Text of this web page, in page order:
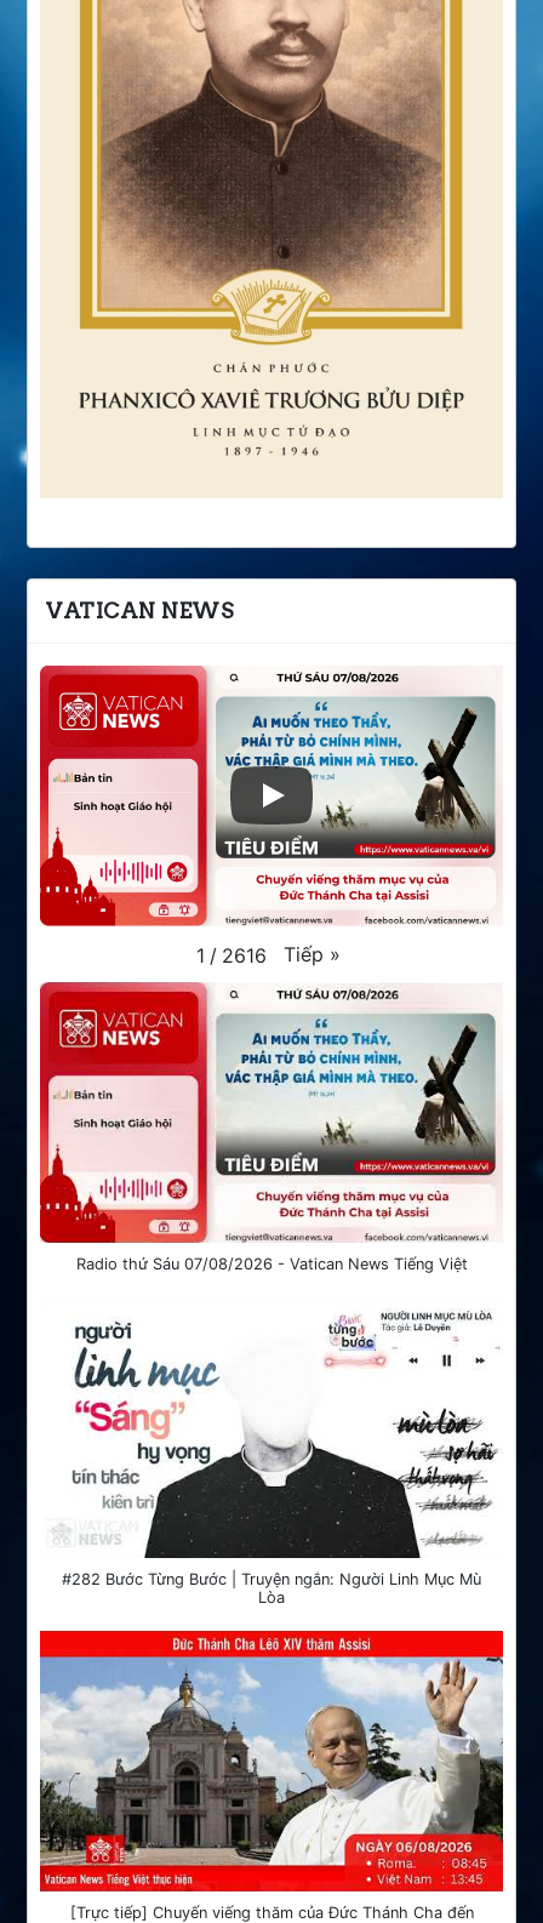
VATICAN NEWS
1 / 2616 Tiếp »
Radio thứ Sáu 07/08/2026 - Vatican News Tiếng Việt
#282 Bước Từng Bước | Truyện ngắn: Người Linh Mục Mù
Lòa
[Trực tiếp] Chuyến viếng thăm của Đức Thánh Cha đến